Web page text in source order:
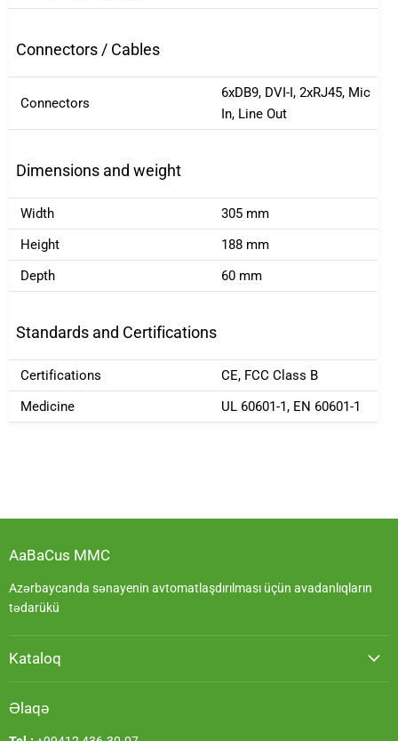
Connectors / Cables
Connectors
6xDB9, DVI-I, 2xRJ45, Mic
In, Line Out
Dimensions and weight
Width
305 mm
Height
188 mm
Depth
60 mm
Standards and Certifications
Certifications
CE, FCC Class B
Medicine
UL 60601-1, EN 60601-1
AaBaCus MMC
Azərbaycanda sənayenin avtomatlaşdırılması üçün avadanlıqların
tədarükü
Kataloq
Əlaqə